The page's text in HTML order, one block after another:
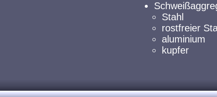
Stahl
rostfreier
aluminium
kupfer